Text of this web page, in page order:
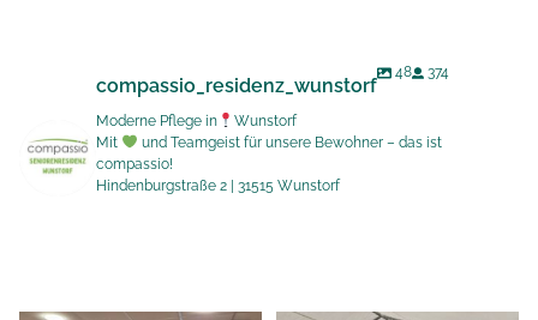
compassio_residenz_wunstorf
48 374
Moderne Pflege in
Wunstorf
Mit
und Teamgeist für unsere Bewohner – das ist
compassio!
Hindenburgstraße 2 | 31515 Wunstorf